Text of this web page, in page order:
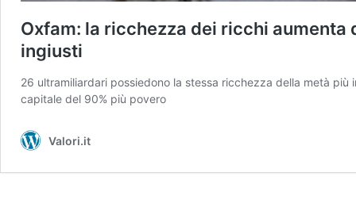
Oxfam: la ricchezza dei ricchi
ingiusti
26 ultramiliardari possiedono la stessa ricchezza della metà
capitale del 90% più povero
Valori.it